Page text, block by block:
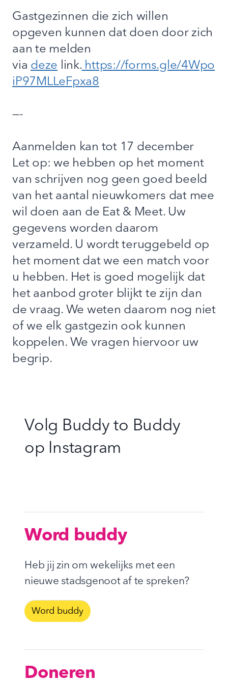
Gastgezinnen die zich willen
opgeven kunnen dat doen door zich
aan te melden
via deze link.https://forms.gle/4Wpo
iP97MLLeFpxa8
—-
Aanmelden kan tot 17 december
Let op: we hebben op het moment
van schrijven nog geen goed beeld
van het aantal nieuwkomers dat mee
wil doen aan de Eat & Meet. Uw
gegevens worden daarom
verzameld. U wordt teruggebeld op
het moment dat we een match voor
u hebben. Het is goed mogelijk dat
het aanbod groter blijkt te zijn dan
de vraag. We weten daarom nog niet
of we elk gastgezin ook kunnen
koppelen. We vragen hiervoor uw
begrip.
Volg Buddy to Buddy
op Instagram
Word buddy
Heb jij zin om wekelijks met een
nieuwe stadsgenoot af te spreken?
Word buddy
Doneren